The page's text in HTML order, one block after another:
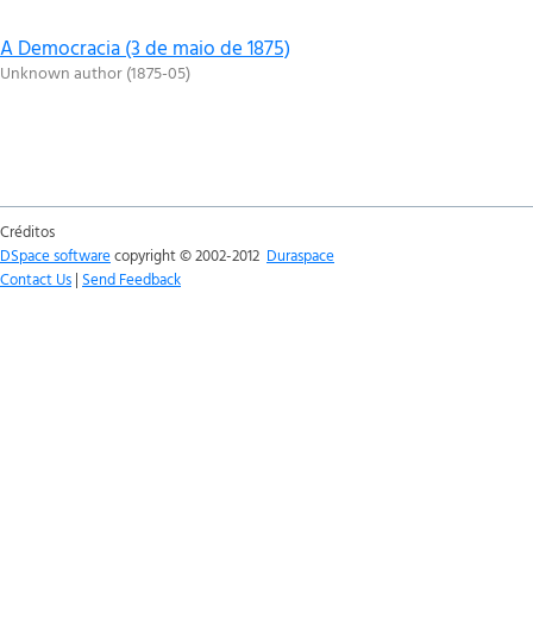
A Democracia (3 de maio de 1875)
Unknown author(1875-05)
Créditos
DSpace softwarecopyright © 2002-2012 Duraspace
Contact Us | Send Feedback